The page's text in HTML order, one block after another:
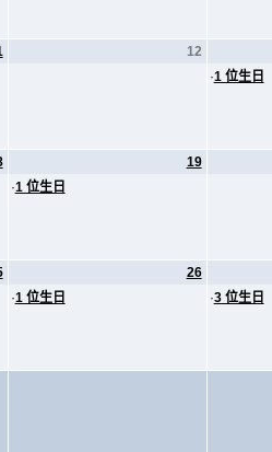
12
·1 位生日
19
·1 位生日
26
·1 位生日
·3 位生日